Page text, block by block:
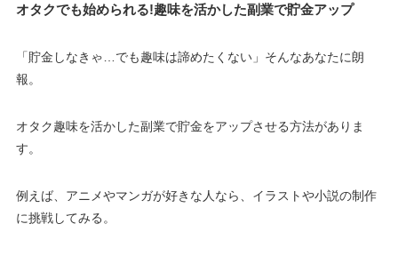
オタクでも始められる!趣味を活かした副業で貯金アップ
「貯金しなきゃ…でも趣味は諦めたくない」そんなあなたに朗
報。
オタク趣味を活かした副業で貯金をアップさせる方法がありま
す。
例えば、アニメやマンガが好きな人なら、イラストや小説の制作
に挑戦してみる。